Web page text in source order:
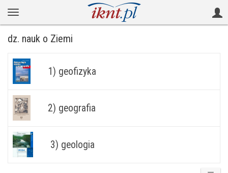
dz. nauk o Ziemi
1) geofizyka
2) geografia
3) geologia